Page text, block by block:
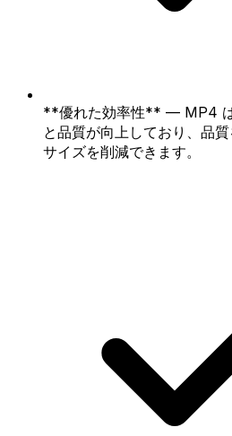
**優れた効率性** — MP4
と品質が向上しており、品
サイズを削減できます。